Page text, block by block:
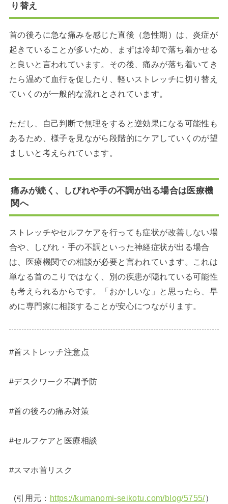
り替え
首の後ろに急な痛みを感じた直後（急性期）は、炎症が
起きていることが多いため、まずは冷却で落ち着かせる
と良いと言われています。その後、痛みが落ち着いてき
たら温めて血行を促したり、軽いストレッチに切り替え
ていくのが一般的な流れとされています。
ただし、自己判断で無理をすると逆効果になる可能性も
あるため、様子を見ながら段階的にケアしていくのが望
ましいと考えられています。
痛みが続く、しびれや手の不調が出る場合は医療機
関へ
ストレッチやセルフケアを行っても症状が改善しない場
合や、しびれ・手の不調といった神経症状が出る場合
は、医療機関での相談が必要と言われています。これは
単なる首のこりではなく、別の疾患が隠れている可能性
も考えられるからです。「おかしいな」と思ったら、早
めに専門家に相談することが安心につながります。
#首ストレッチ注意点
#デスクワーク不調予防
#首の後ろの痛み対策
#セルフケアと医療相談
#スマホ首リスク
(引用元： https://kumanomi-seikotu.com/blog/5755/）